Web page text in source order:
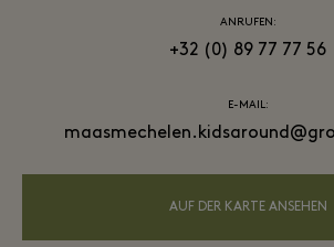
ANRUFEN:
+32 (0) 89 77 77 56
E-MAIL:
AUF DER KARTE ANSEHEN